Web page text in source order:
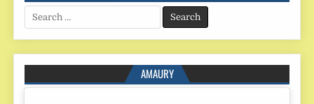
Search
for:
AMAURY